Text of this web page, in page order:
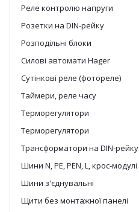
Реле контролю напруги
Розетки на DIN-рейку
Розподільні блоки
Силові автомати Hager
Сутінкові реле (фотореле)
Таймери, реле часу
Терморегулятори
Терморегулятори
Трансформатори на DIN-рейку
Шини N, PE, PEN, L, крос-модулі
Шини з'єднувальні
Щити без монтажної панелі